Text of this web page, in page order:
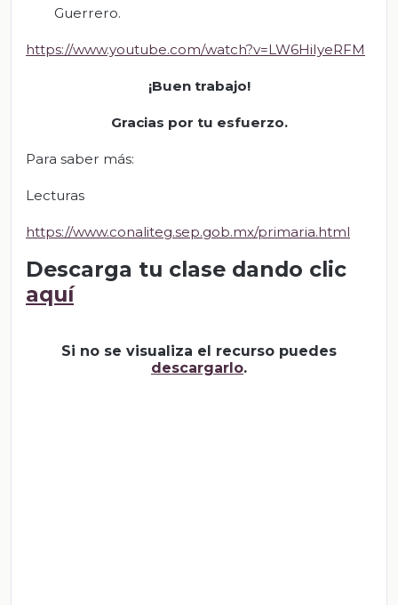
Guerrero.
https://www.youtube.com/watch?v=LW6HiIyeRFM
¡Buen trabajo!
Gracias por tu esfuerzo.
Para saber más:
Lecturas
https://www.conaliteg.sep.gob.mx/primaria.html
Descarga tu clase dando clic
aquí
Si no se visualiza el recurso puedes
descargarlo.